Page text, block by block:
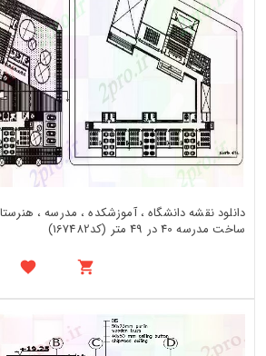
دانلود نقشه دانشگاه ، آموزشکده ، مدرسه ،
ساخت مدرسه 40 در 49 متر (کد167482)